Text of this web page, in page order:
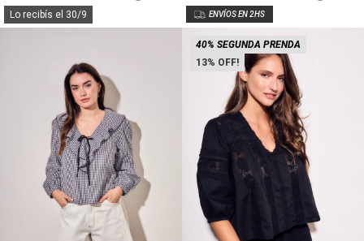
Lo recibís el 30/9
13
40% SEGUNDA PRENDA